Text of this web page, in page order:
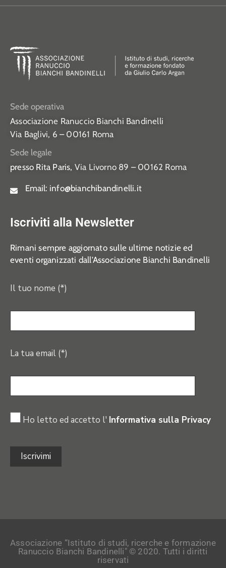
Sede operativa
Associazione Ranuccio Bianchi Bandinelli
Via Baglivi, 6 – 00161 Roma
Sede legale
presso Rita Paris, Via Livorno 89 – 00162 Roma
Email: info@bianchibandinelli.it
Iscriviti alla Newsletter
Rimani sempre aggiornato sulle ultime notizie ed
eventi organizzati dall’Associazione Bianchi Bandinelli
Il tuo nome (*)
La tua email (*)
Ho letto ed accetto l' Informativa sulla Privacy
Associazione “Istituto di studi, ricerche e formazione
Ranuccio Bianchi Bandinelli" © 2020. Tutti i diritti
riservati